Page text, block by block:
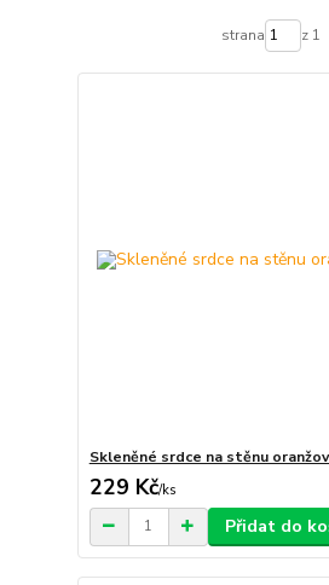
strana z 1
Skleněné srdce na stěnu
229 Kč/ks
Přidat do